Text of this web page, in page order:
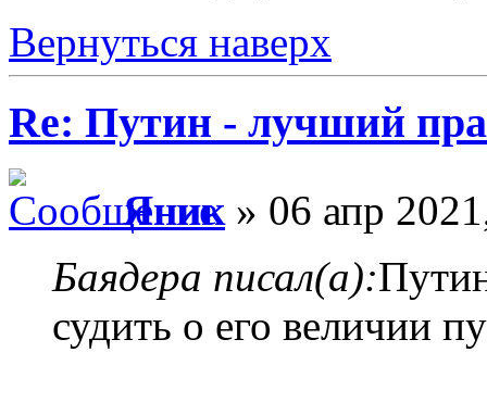
Вернуться наверх
Re: Путин - лучший
Яник» 06 апр
Баядера писал(а):
судить о его величии